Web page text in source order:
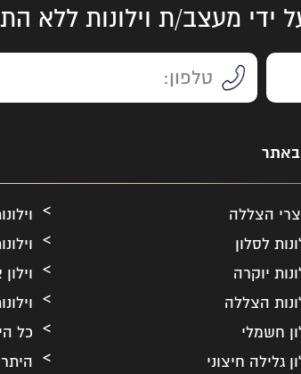
ידי מעצב/ת וילונות ללא
באתר
הצללה
לסלון
יוקרה
הצללה
חשמלי
גלילה חיצוני
כל